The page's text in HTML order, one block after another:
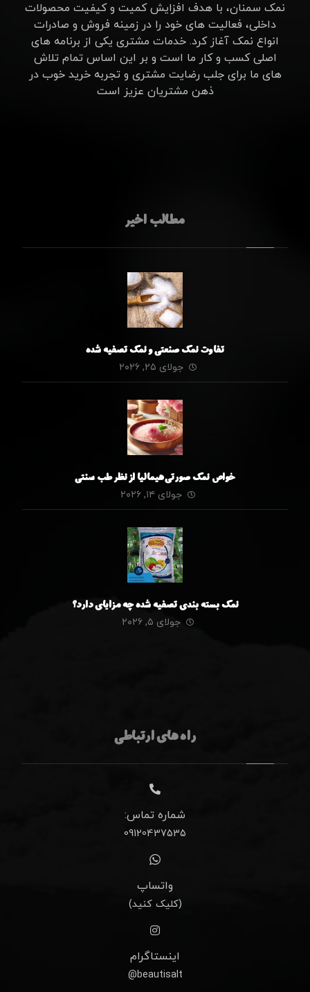
نمک سمنان، با هدف افزایش کمیت و کیفیت محصولات
داخلی، فعالیت های خود را در زمینه فروش و صادرات
انواع نمک آغاز کرد. خدمات مشتری یکی از برنامه های
اصلی کسب و کار ما است و بر این اساس تمام تلاش
های ما برای جلب رضایت مشتری و تجربه خرید خوب در
ذهن مشتریان عزیز است
مطالب اخیر
تفاوت نمک صنعتی و نمک تصفیه شده
جولای ۲۵, ۲۰۲۶
خواص نمک صورتی هیمالیا از نظر طب سنتی
جولای ۱۴, ۲۰۲۶
نمک بسته بندی تصفیه شده چه مزایای دارد؟
جولای ۵, ۲۰۲۶
راه های ارتباطی
شماره تماس:
09120437535
واتساپ
(کلیک کنید)
اینستاگرام
beautisalt@